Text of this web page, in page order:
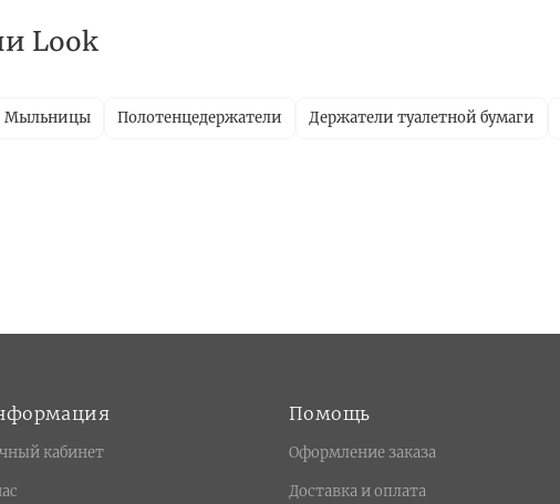
Look
Мыльницы Полотенцедержатели Держатели туалетной бумаги
кабинет
Помощь
Оформление заказа
Доставка и оплата